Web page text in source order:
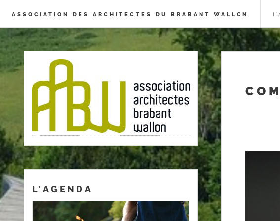
ASSOCIATION DES ARCHITECTES DU BRABANT WALLON
L'AGENDA